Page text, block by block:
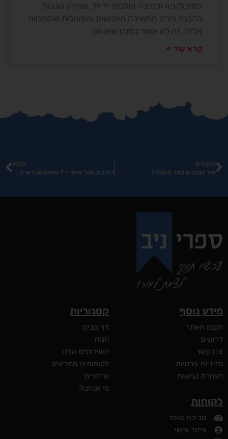
פסיכולוגיה וכתיבה הולכות יד ויד, שתיהן נוגעות
בהבנת צורת החשיבה האנושית והפעולות שמתלוות
אליה. זה לא אומר כמובן שאנחנו
קרא עוד »
הקודם
איך כותבים ספר מעולה?
הבא
כתיבת ספר אישי – 7 טיפים שכדאי להכיר
מידע נוסף
תקנון האתר
דרושים
צרו קשר
מדיניות פרטיות
הצהרת נגישות
לקוחות
סביבת סופר
איזור אישי
קטגוריות
דף הבית
חנות
השירותים שלנו
לקוחותינו ממליצים
שידורים
מי אנחנו?